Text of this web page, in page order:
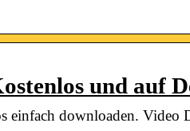
und auf
einfach downloaden. Video